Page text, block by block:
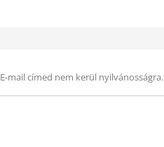
E-mail címed nem kerül nyilvánosságra.